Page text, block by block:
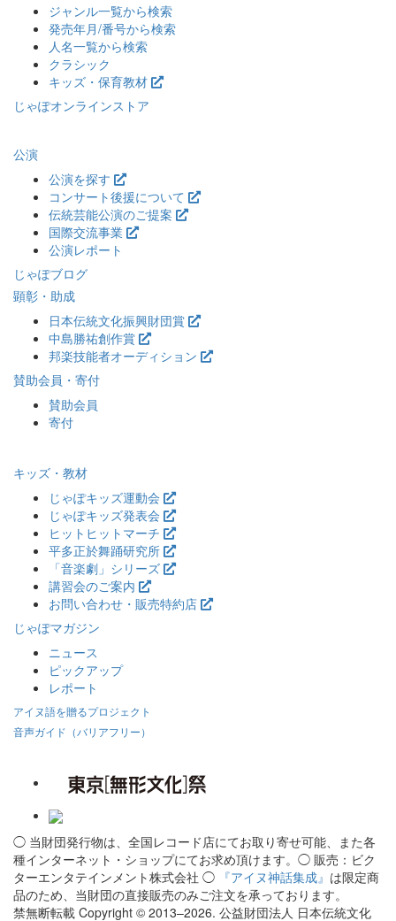
ジャンル一覧から検索
発売年月/番号から検索
人名一覧から検索
クラシック
キッズ・保育教材
じゃぽオンラインストア
公演
公演を探す
コンサート後援について
伝統芸能公演のご提案
国際交流事業
公演レポート
じゃぽブログ
顕彰・助成
日本伝統文化振興財団賞
中島勝祐創作賞
邦楽技能者オーディション
賛助会員・寄付
賛助会員
寄付
キッズ・教材
じゃぽキッズ運動会
じゃぽキッズ発表会
ヒットヒットマーチ
平多正於舞踊研究所
「音楽劇」シリーズ
講習会のご案内
お問い合わせ・販売特約店
じゃぽマガジン
ニュース
ピックアップ
レポート
アイヌ語を贈るプロジェクト
音声ガイド（バリアフリー）
◯ 当財団発行物は、全国レコード店にてお取り寄せ可能、また各
種インターネット・ショップにてお求め頂けます。◯ 販売：ビク
ターエンタテインメント株式会社 ◯ 『アイヌ神話集成』 は限定商
品のため、当財団の直接販売のみご注文を承っております。
禁無断転載 Copyright © 2013–2026. 公益財団法人 日本伝統文化